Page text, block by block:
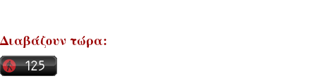
Διαβάζουν τώρα: